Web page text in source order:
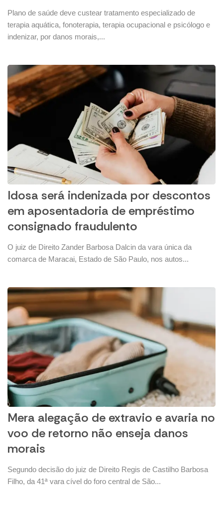
Plano de saúde deve custear tratamento especializado de
terapia aquática, fonoterapia, terapia ocupacional e psicólogo e
indenizar, por danos morais,...
Idosa será indenizada por descontos
em aposentadoria de empréstimo
consignado fraudulento
O juiz de Direito Zander Barbosa Dalcin da vara única da
comarca de Maracai, Estado de São Paulo, nos autos...
Mera alegação de extravio e avaria no
voo de retorno não enseja danos
morais
Segundo decisão do juiz de Direito Regis de Castilho Barbosa
Filho, da 41ª vara cível do foro central de São...